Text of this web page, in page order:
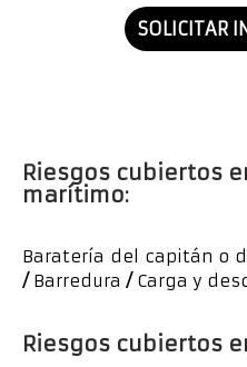
SOLICITAR
Riesgos cubiertos
marítimo:
Baratería del capitán o
/Barredura /Carga y
Riesgos cubiertos